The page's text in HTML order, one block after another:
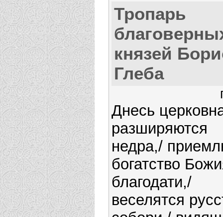
Тропарь
князей
Глеба
Днесь
разширяются
недра,/
богатство
благодати,/
веселятся